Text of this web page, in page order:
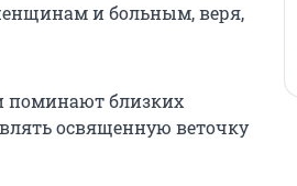
и больным, веря,
поминают близких
освященную веточку